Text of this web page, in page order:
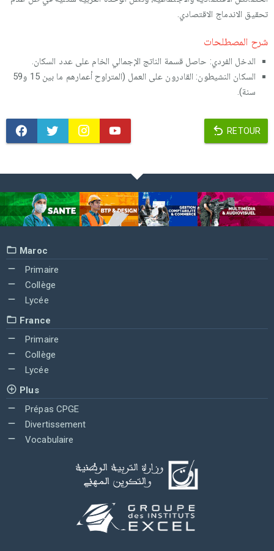
تحقيق الاندماج الاقتصادي.
شرح المصطلحات
الدخل الفردي: حاصل قسمة الناتج الإجمالي الخام على عدد السكان.
السكان النشيطون: القادرون على العمل (المتراوح أعمارهم ما بين 15 و59
سنة).
RETOUR
Maroc
Primaire
Collège
Lycée
France
Primaire
Collège
Lycée
Plus
Prépas CPGE
Divertissement
Vocabulaire